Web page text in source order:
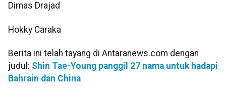
Dimas Drajad
Hokky Caraka
Berita ini telah tayang di Antaranews.com dengan
judul: Shin Tae-Young panggil 27 nama untuk hadapi
Bahrain dan China